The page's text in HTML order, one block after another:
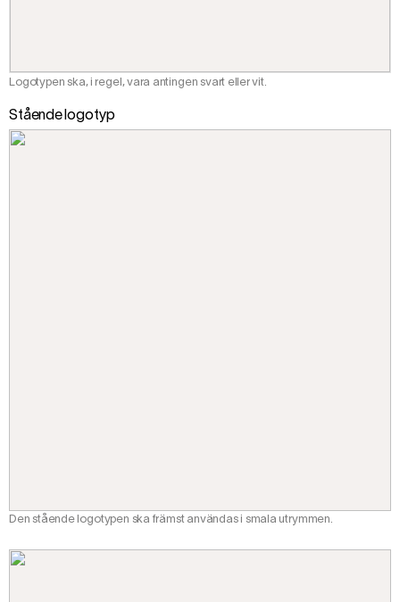
Logotypen ska, i regel, vara antingen svart eller vit.
Stående logotyp
Den stående logotypen ska främst användas i smala utrymmen.